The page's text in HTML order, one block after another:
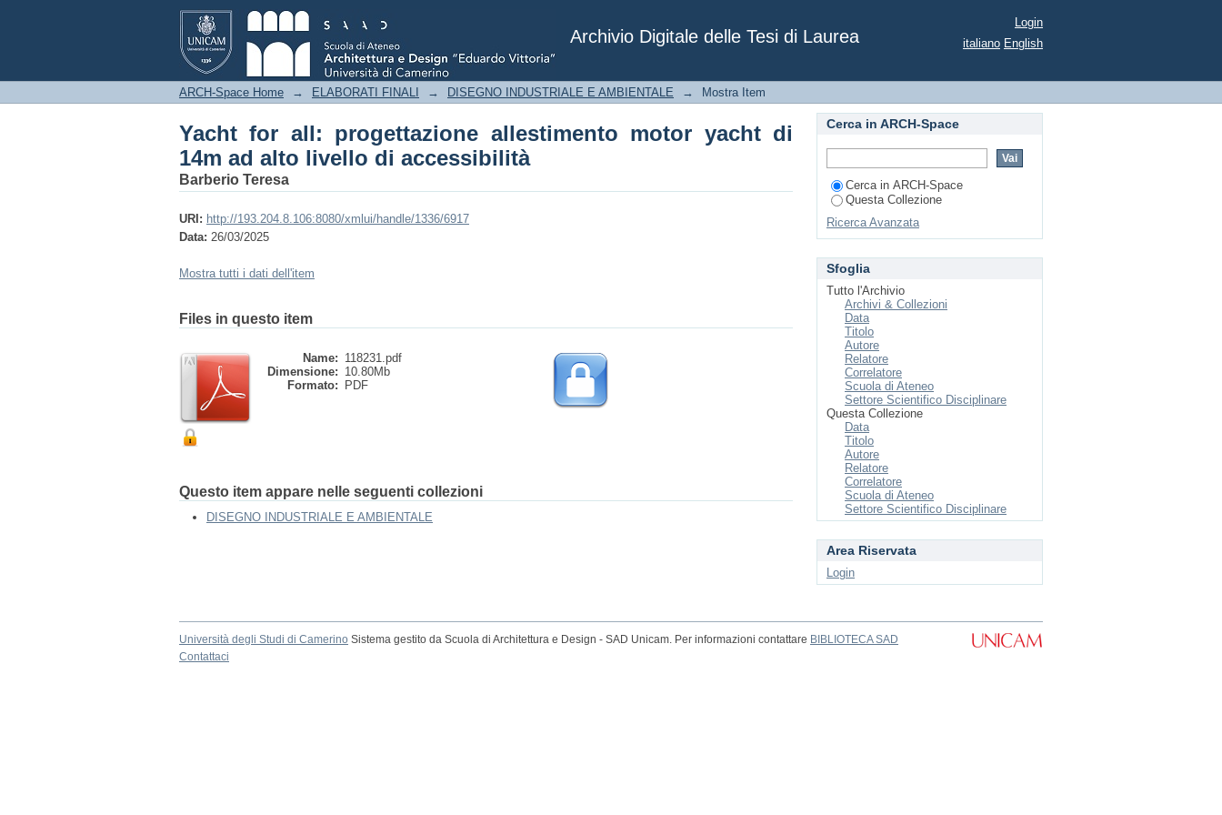
Archivio Digitale delle Tesi di Laurea
Yacht for all: progettazione allestimento motor yacht di 14m ad alto livello di
accessibilità
Login
italiano English
ARCH-Space Home → ELABORATI FINALI → DISEGNO INDUSTRIALE E AMBIENTALE → Mostra Item
Yacht for all: progettazione allestimento motor yacht di
14m ad alto livello di accessibilità
Barberio Teresa
URI: http://193.204.8.106:8080/xmlui/handle/1336/6917
Data: 26/03/2025
Mostra tutti i dati dell'item
Files in questo item
Name: 118231.pdf
Dimensione: 10.80Mb
Formato:
PDF
Questo item appare nelle seguenti collezioni
DISEGNO INDUSTRIALE E AMBIENTALE
Cerca in ARCH-Space
Cerca in ARCH-Space
Questa Collezione
Ricerca Avanzata
Sfoglia
Tutto l'Archivio
Archivi & Collezioni
Data
Titolo
Autore
Relatore
Correlatore
Scuola di Ateneo
Settore Scientifico Disciplinare
Questa Collezione
Data
Titolo
Autore
Relatore
Correlatore
Scuola di Ateneo
Settore Scientifico Disciplinare
Area Riservata
Login
Università degli Studi di Camerino Sistema gestito da Scuola di Architettura e Design - SAD Unicam. Per informazioni contattare BIBLIOTECA SAD
Contattaci